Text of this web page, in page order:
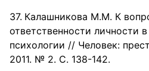
Калашникова М.М. К
ответственности личности
психологии // Человек:
2011. № 2. С. 138-142.